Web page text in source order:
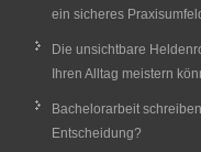
ein sicheres
Die unsichtbare
Ihren Alltag meistern
Bachelorarbeit
Entscheidung?